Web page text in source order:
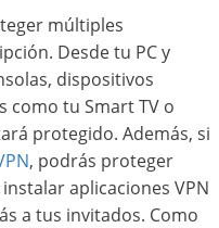
múltiples
Desde tu PC y
dispositivos
como tu Smart TV o
protegido. Además, si
, podrás proteger
aplicaciones VPN
a tus invitados. Como